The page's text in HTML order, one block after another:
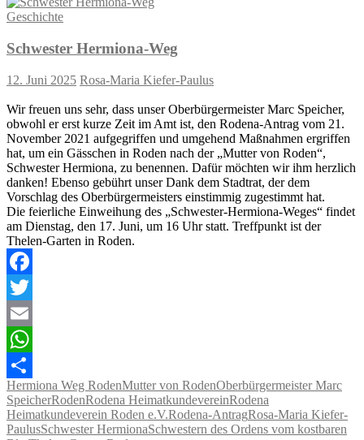
Geschichte
Schwester Hermiona-Weg
12. Juni 2025 Rosa-Maria Kiefer-Paulus
Wir freuen uns sehr, dass unser Oberbürgermeister Marc Speicher,
obwohl er erst kurze Zeit im Amt ist, den Rodena-Antrag vom 21.
November 2021 aufgegriffen und umgehend Maßnahmen ergriffen
hat, um ein Gässchen in Roden nach der „Mutter von Roden“,
Schwester Hermiona, zu benennen. Dafür möchten wir ihm herzlich
danken! Ebenso gebührt unser Dank dem Stadtrat, der dem
Vorschlag des Oberbürgermeisters einstimmig zugestimmt hat.
Die feierliche Einweihung des „Schwester-Hermiona-Weges“ findet
am Dienstag, den 17. Juni, um 16 Uhr statt. Treffpunkt ist der
Thelen-Garten in Roden.
Facebook
Twitter
Email
WhatsApp
Teilen
Hermiona Weg RodenMutter von RodenOberbürgermeister Marc
SpeicherRodenRodena HeimatkundevereinRodena
Heimatkundeverein Roden e.V.Rodena-AntragRosa-Maria Kiefer-
PaulusSchwester HermionaSchwestern des Ordens vom kostbaren